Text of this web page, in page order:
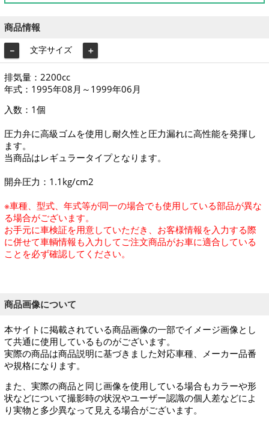
商品情報
－ 文字サイズ ＋
排気量：2200cc
年式：1995年08月～1999年06月
入数：1個
圧力弁に高級ゴムを使用し耐久性と圧力漏れに高性能を発揮し
ます。
当商品はレギュラータイプとなります。
開弁圧力：1.1kg/cm2
※車種、型式、年式等が同一の場合でも使用している部品が異な
る場合がございます。
お手元に車検証を用意していただき、お客様情報を入力する際
に併せて車輌情報も入力してご注文商品がお車に適合している
ことを必ず確認してください。
商品画像について
本サイトに掲載されている商品画像の一部でイメージ画像とし
て共通に使用しているものがございます。
実際の商品は商品説明に基づきました対応車種、メーカー品番
や規格になります。
また、実際の商品と同じ画像を使用している場合もカラーや形
状などについて撮影時の状況やユーザー認識の個人差などによ
り実物と多少異なって見える場合がございます。